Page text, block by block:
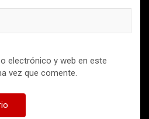
electrónico y web en este
vez que comente.